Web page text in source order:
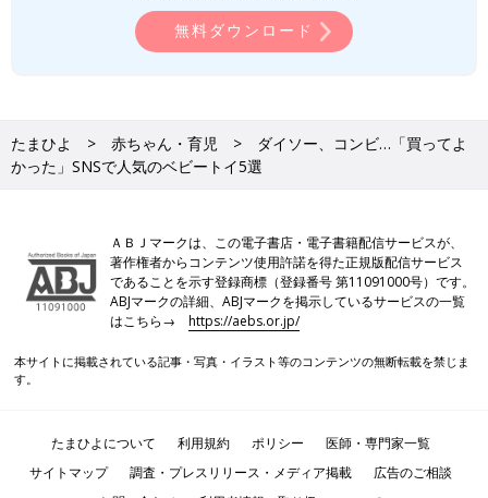
無料ダウンロード
たまひよ 赤ちゃん・育児
ダイソー、コンビ…「買ってよ
かった」SNSで人気のベビートイ5選
ＡＢＪマークは、この電子書店・電子書籍配信サービスが、
著作権者からコンテンツ使用許諾を得た正規版配信サービス
であることを示す登録商標（登録番号 第11091000号）です。
ABJマークの詳細、ABJマークを掲示しているサービスの一覧
はこちら→https://aebs.or.jp/
本サイトに掲載されている記事・写真・イラスト等のコンテンツの無断転載を禁じま
す。
たまひよについて 利用規約 ポリシー
医師・専門家一覧
サイトマップ
調査・プレスリリース・メディア掲載
広告のご相談